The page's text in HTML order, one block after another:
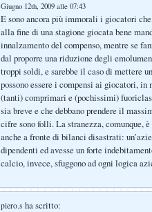
Giugno 12th, 2009 alle 07:43
E sono ancora più immorali i giocatori
alla fine di una stagione giocata bene
innalzamento del compenso, mentre se
dal proporre una riduzione degli
troppi soldi, e sarebbe il caso di mettere
possono essere i compensi ai giocatori, in
(tanti) comprimari e (pochissimi)
sia breve e che debbano prendere il
cifre sono folli. La stranezza, comunque,
anche a fronte di bilanci disastrati:
dipendenti ed avesse un forte
calcio, invece, sfuggono ad ogni logica
piero.s ha scritto: